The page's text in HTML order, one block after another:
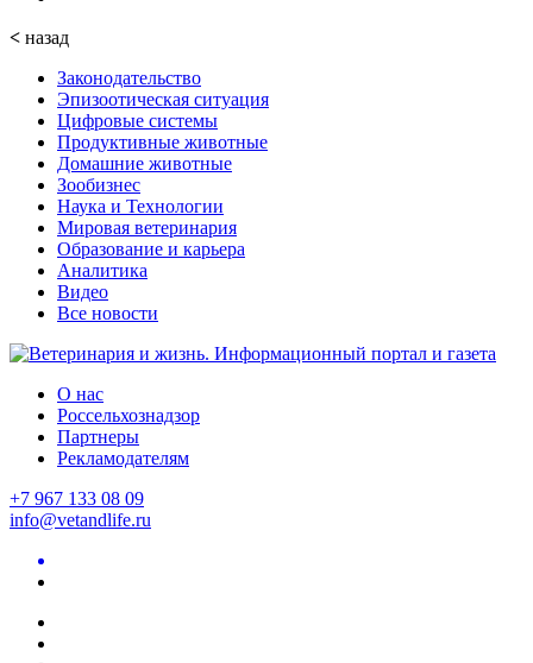
< назад
Законодательство
Эпизоотическая ситуация
Цифровые системы
Продуктивные животные
Домашние животные
Зообизнес
Наука и Технологии
Мировая ветеринария
Образование и карьера
Аналитика
Видео
Все новости
О нас
Россельхознадзор
Партнеры
Рекламодателям
+7 967 133 08 09
info@vetandlife.ru